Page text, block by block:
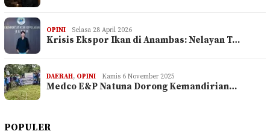
OPINI Selasa 28 April 2026
Krisis Ekspor Ikan di Anambas: Nelayan T…
DAERAH, OPINI Kamis 6 November 2025
Medco E&P Natuna Dorong Kemandirian…
POPULER